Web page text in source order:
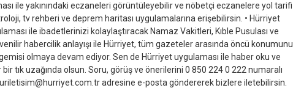
ile yakınındaki eczaneleri görüntüleyebilir ve nöbetçi eczanelere yol tarifi
tv rehberi ve deprem haritası uygulamalarına erişebilirsin. •⁠ ⁠Hürriyet
ile ibadetlerinizi kolaylaştıracak Namaz Vakitleri, Kıble Pusulası ve
habercilik anlayışı ile Hürriyet, tüm gazeteler arasında öncü konumunu
olmaya devam ediyor. Sen de Hürriyet uygulaması ile haber oku ve
tık uzağında olsun. Soru, görüş ve önerilerini 0 850 224 0 222 numaralı
adresine e-posta göndererek bizlere iletebilirsin.